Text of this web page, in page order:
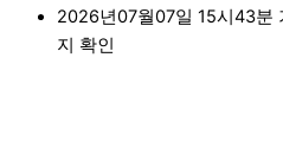
2026년07월07일 15시43분
지 확인